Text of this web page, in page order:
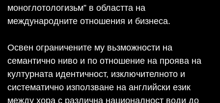
моноглотологизьм” в областта на
международните отношения и бизнеса.
Освен ограничените му вьзможности на
семантично ниво и по отношение на проява на
културната идентичност, изключителното и
систематично използване на английски език
между хора с различна националност води до